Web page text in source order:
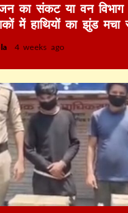
का संकट या वन विभाग
में हाथियों का झुंड मचा
4 weeks ago